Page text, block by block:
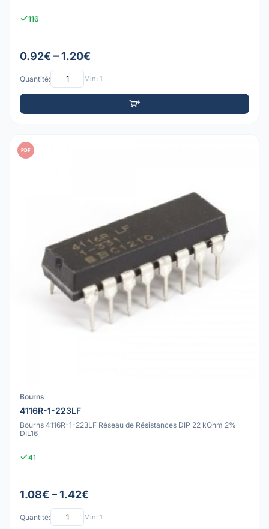
116
0.92€ – 1.20€
Quantité: Min: 1
PDF
Bourns
4116R-1-223LF
Bourns 4116R-1-223LF Réseau de Résistances DIP 22 kOhm 2%
DIL16
41
1.08€ – 1.42€
Quantité: Min: 1